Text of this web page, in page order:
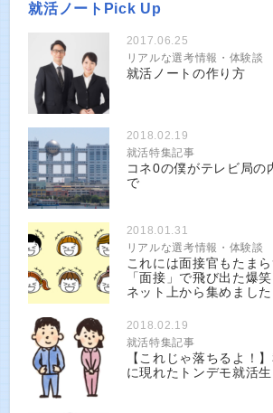
就活ノートPick Up
2017.06.25
リアルな選考情報・体験談
就活ノートの作り方
2018.02.19
就活特集記事
コネ0の僕がテレビ局の
で
2018.01.31
リアルな選考情報・体験談
これには面接官もたま
「面接」で飛び出た爆
ネット上から集めました
2018.02.19
就活特集記事
【これじゃ落ちるよ！
に現れたトンデモ就活生